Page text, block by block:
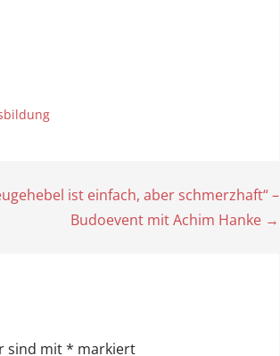
ist einfach, aber schmerzhaft“ –
Budoevent mit Achim Hanke →
sind mit* markiert